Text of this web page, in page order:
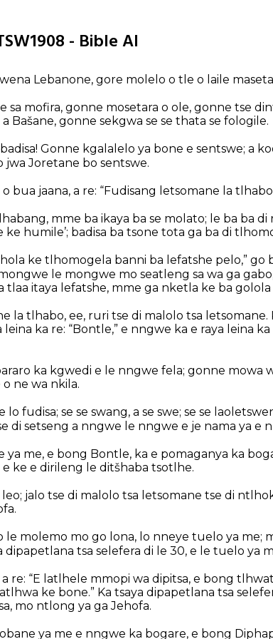
- Bible AI
Lebanone, gore molelo o tle o laile
sa mofira, gonne mosetara o ole, gonne tse
Bašane, gonne sekgwa se se thata se fologile.
Gonne kgalalelo ya bone e sentswe; a
jwa Joretane bo sentswe.
bua jaana, a re: “Fudisang letsomane la
mme ba ikaya ba se molato; le ba ba di
humile’; badisa ba tsone tota ga ba di
ke tlhomogela banni ba lefatshe pelo,” go
le mongwe mo seatleng sa wa ga
tlaa itaya lefatshe, mme ga nketla ke ba
la tlhabo, ee, ruri tse di malolo tsa letsomane.
ka re: “Bontle,” e nngwe ka e raya leina ka
ka kgwedi e le nngwe fela; gonne mowa
ne wa nkila.
lo fudisa; se se swang, a se swe; se se
di setseng a nngwe le nngwe e je nama ya e
ya me, e bong Bontle, ka e pomaganya ka
ke e dirileng le ditšhaba tsotlhe.
leo; jalo tse di malolo tsa letsomane tse di
le molemo mo go lona, lo nneye tuelo ya me;
dipapetlana tsa selefera di le 30, e le tuelo ya
re: “E latlhele mmopi wa dipitsa, e bong
ke bone.” Ka tsaya dipapetlana tsa
mo ntlong ya ga Jehofa.
ya me e nngwe ka bogare, e bong